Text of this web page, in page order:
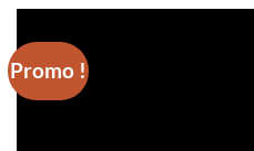
Promo !